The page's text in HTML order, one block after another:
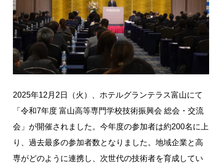
学
校
が
「
互
関
係
結
ぶ
2025年12月2日（火）、ホテルグランテラス富山にて
「令和7年度 富山高等専門学校技術振興会 総会・交流
会」が開催されました。今年度の参加者は約200名に上
り、過去最多の参加者数となりました。地域企業と高
専がどのように連携し、次世代の技術者を育成してい